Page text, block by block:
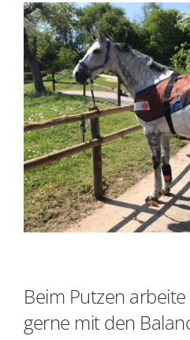
Beim Putzen
gerne mit den